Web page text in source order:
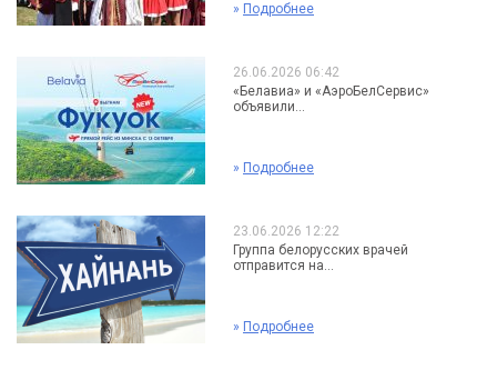
» Подробнее
26.06.2026 06:42
«Белавиа» и «АэроБелСервис»
объявили...
» Подробнее
23.06.2026 12:22
Группа белорусских врачей
отправится на...
» Подробнее